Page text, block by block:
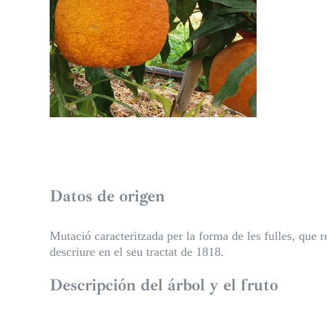
Datos de origen
Mutació caracteritzada per la forma de les fulles, que
descriure en el seu tractat de 1818.
Descripción del árbol y el fruto